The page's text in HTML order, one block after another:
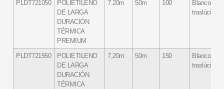
PLDT721050
POLIETILENO
DE LARGA
DURACIÓN
TÉRMICA
PREMIUM
7.20m 50m 100
Blanco
traslúcido
PLDT721550
POLIETILENO
DE LARGA
DURACIÓN
TÉRMICA
7,20m 50m 150
Blanco
traslúcido